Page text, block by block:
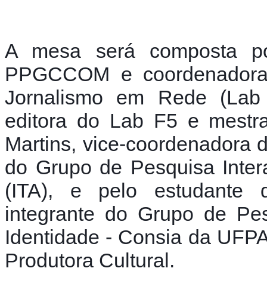
A mesa será composta
PPGCCOM e
Jornalismo em Rede
editora do Lab F5 e
Martins, vice-coordenadora
do Grupo de Pesquisa
(ITA), e pelo estudante
integrante do Grupo de
Identidade - Consia da
Produtora Cultural.